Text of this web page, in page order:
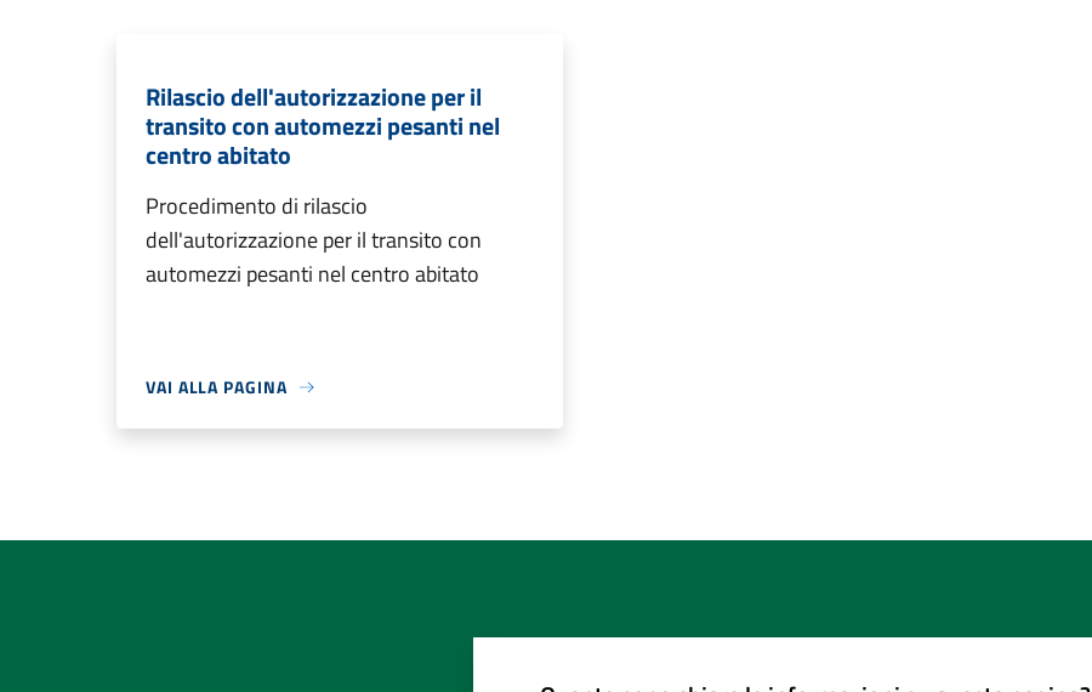
Rilascio dell'autorizzazione per il
transito con automezzi pesanti nel
centro abitato
Procedimento di rilascio
dell'autorizzazione per il transito con
automezzi pesanti nel centro abitato
VAI ALLA PAGINA